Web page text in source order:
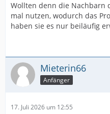
Wollten denn die Nachbarn
mal nutzen, wodurch das
haben sie es nur beiläufig
Mieterin66
Anfänger
17. Juli 2026 um 12:55